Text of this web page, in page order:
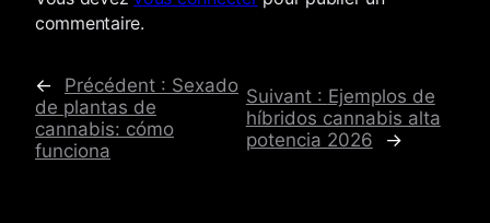
commentaire.
← Précédent : Sexado
de plantas de
cannabis: cómo
funciona
Suivant : Ejemplos de
híbridos cannabis alta
potencia 2026
→